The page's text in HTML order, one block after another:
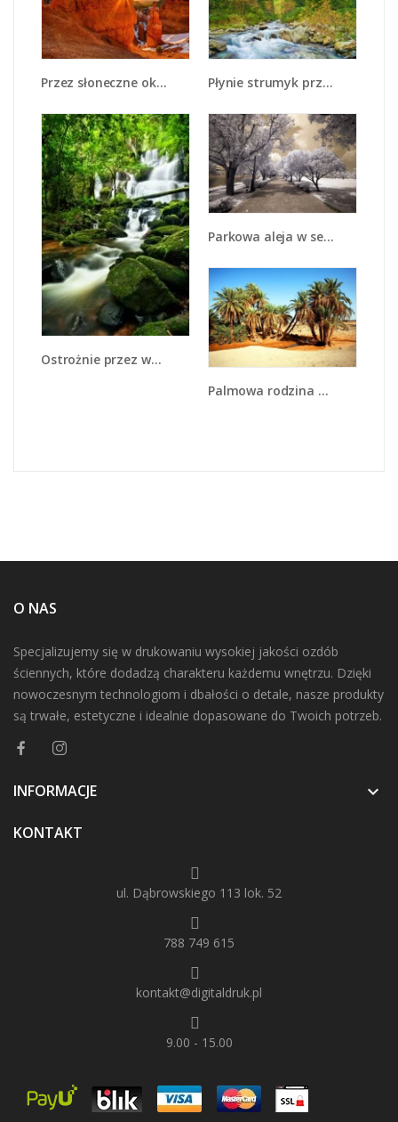
Przez słoneczne okulary - KN991 Płynie strumyk przez zielony las - KN1262A
Ostrożnie przez wodospad - KN890
Parkowa aleja w sepii - KN734
Palmowa rodzina w komplecie - KN809
O NAS
Specjalizujemy się w drukowaniu wysokiej jakości ozdób
ściennych, które dodadzą charakteru każdemu wnętrzu. Dzięki
nowoczesnym technologiom i dbałości o detale, nasze produkty
są trwałe, estetyczne i idealnie dopasowane do Twoich potrzeb.
INFORMACJE 
KONTAKT
ul. Dąbrowskiego 113 lok. 52
788 749 615
kontakt@digitaldruk.pl
9.00 - 15.00